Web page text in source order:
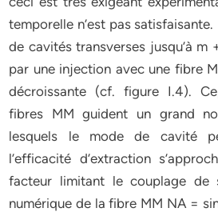
temporelle n’est pas
de cavités transverses jusqu’à
par une injection avec une fibre
décroissante (cf. figure I.4).
fibres MM guident un grand
lesquels le mode de cavité
l’efficacité d’extraction
facteur limitant le couplage de
numérique de la fibre MM NA =